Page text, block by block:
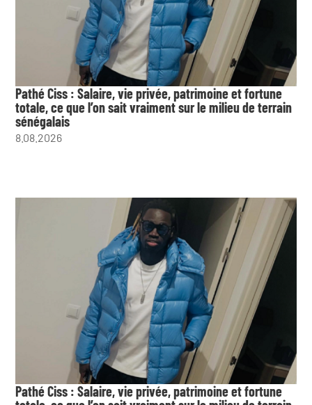
Pathé Ciss : Salaire, vie privée, patrimoine et fortune
totale, ce que l’on sait vraiment sur le milieu de terrain
sénégalais
8.08.2026
Pathé Ciss : Salaire, vie privée, patrimoine et fortune